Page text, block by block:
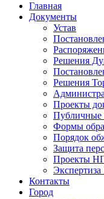
Главная
Документы
Устав
Решения
Решения
Проекты
Публичные
Формы
Порядок
Защита
Проекты
Контакты
Город